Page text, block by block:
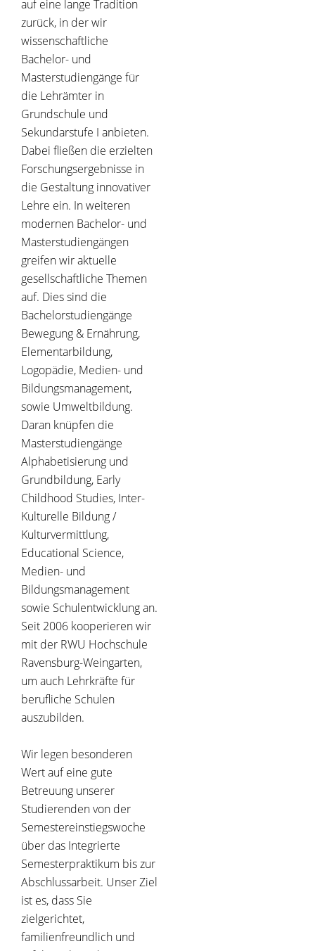
auf eine lange Tradition
zurück, in der wir
wissenschaftliche
Bachelor- und
Masterstudiengänge für
die Lehrämter in
Grundschule und
Sekundarstufe I anbieten.
Dabei fließen die erzielten
Forschungsergebnisse in
die Gestaltung innovativer
Lehre ein. In weiteren
modernen Bachelor- und
Masterstudiengängen
greifen wir aktuelle
gesellschaftliche Themen
auf. Dies sind die
Bachelorstudiengänge
Bewegung & Ernährung,
Elementarbildung,
Logopädie, Medien- und
Bildungsmanagement,
sowie Umweltbildung.
Daran knüpfen die
Masterstudiengänge
Alphabetisierung und
Grundbildung, Early
Childhood Studies, Inter-
Kulturelle Bildung /
Kulturvermittlung,
Educational Science,
Medien- und
Bildungsmanagement
sowie Schulentwicklung an.
Seit 2006 kooperieren wir
mit der RWU Hochschule
Ravensburg-Weingarten,
um auch Lehrkräfte für
berufliche Schulen
auszubilden.
Wir legen besonderen
Wert auf eine gute
Betreuung unserer
Studierenden von der
Semestereinstiegswoche
über das Integrierte
Semesterpraktikum bis zur
Abschlussarbeit. Unser Ziel
ist es, dass Sie
zielgerichtet,
familienfreundlich und